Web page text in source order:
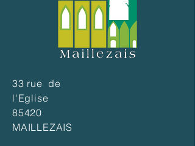
33 rue de
l'Eglise
85420
MAILLEZAIS